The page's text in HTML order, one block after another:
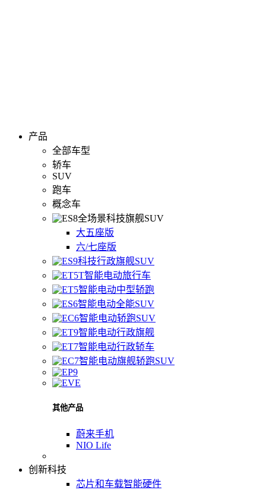
产品
全部车型
轿车
SUV
跑车
概念车
全场景科技旗舰SUV
大五座版
六/七座版
科技行政旗舰SUV
智能电动旅行车
智能电动中型轿跑
智能电动全能SUV
智能电动轿跑SUV
智能电动行政旗舰
智能电动行政轿车
智能电动旗舰轿跑SUV
其他产品
蔚来手机
NIO Life
创新科技
芯片和车载智能硬件